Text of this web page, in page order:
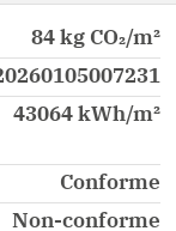
84 kg CO₂/m²
43064 kWh/m²
Conforme
Non-conforme